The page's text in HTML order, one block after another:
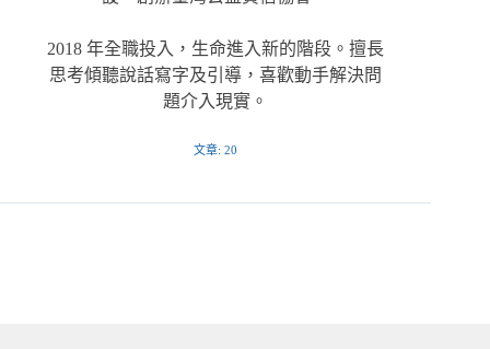
2018 年全職投入，生命進入新的階段。擅長
思考傾聽說話寫字及引導，喜歡動手解決問
題介入現實。
文章: 20